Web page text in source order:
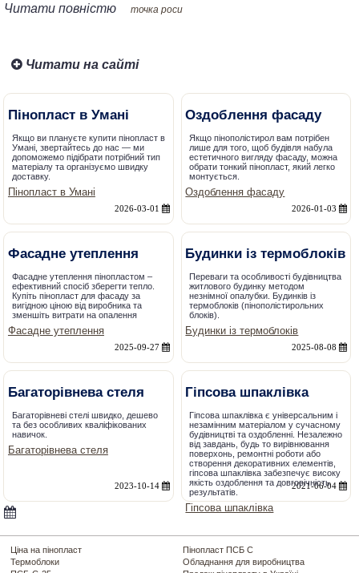
Читати повністю точка роси
Читати на сайті
Пінопласт в Умані
Якщо ви плануєте купити пінопласт в
Умані, звертайтесь до нас — ми
допоможемо підібрати потрібний тип
матеріалу та організуємо швидку
доставку.
Пінопласт в Умані
2026-03-01
Оздоблення фасаду
Якщо пінополістирол вам потрібен
лише для того, щоб будівля набула
естетичного вигляду фасаду, можна
обрати тонкий пінопласт, який легко
монтується.
Оздоблення фасаду
2026-01-03
Фасадне утеплення
Фасадне утеплення пінопластом –
ефективний спосіб зберегти тепло.
Купіть пінопласт для фасаду за
вигідною ціною від виробника та
зменшіть витрати на опалення
Фасадне утеплення
2025-09-27
Будинки із термоблоків
Переваги та особливості будівництва
житлового будинку методом
незнімної опалубки. Будинків із
термоблоків (пінополістирольних
блоків).
Будинки із термоблоків
2025-08-08
Багаторівнева стеля
Багаторівневі стелі швидко, дешево
та без особливих кваліфікованих
навичок.
Багаторівнева стеля
2023-10-14
Гіпсова шпаклівка
Гіпсова шпаклівка є універсальним і
незамінним матеріалом у сучасному
будівництві та оздобленні. Незалежно
від завдань, будь то вирівнювання
поверхонь, ремонтні роботи або
створення декоративних елементів,
гіпсова шпаклівка забезпечує високу
якість оздоблення та довговічність
результатів.
Гіпсова шпаклівка
2021-06-04
Ціна на пінопласт
Термоблоки
Пінопласт ПСБ С
Обладнання для виробництва